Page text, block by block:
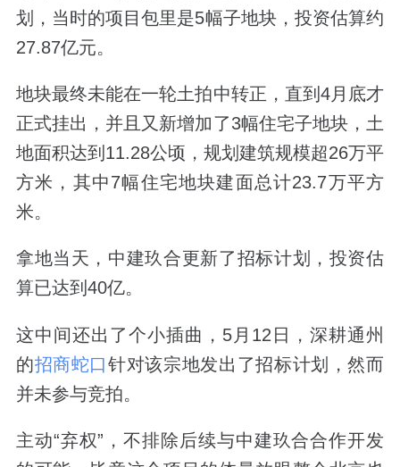
划，当时的项目包里是5幅子地块， 投资估算约
27.87亿元。
地块最终未能在一轮土拍中转正，直到4月底才
正式挂出，并且又新增加了3幅住宅子地块，土
地面积达到11.28公顷，规划建筑规模超26万平
方米，其中7幅住宅地块建面总计23.7万平方
米。
拿地当天， 中建玖合更新了招标计划，投资估
算已达到40亿。
这中间还出了个小插曲，5月12日，深耕通州
的招商蛇口针对该宗地发出了招标计划，然而
并未参与竞拍。
主动“弃权”，不排除后续与中建玖合合作开发